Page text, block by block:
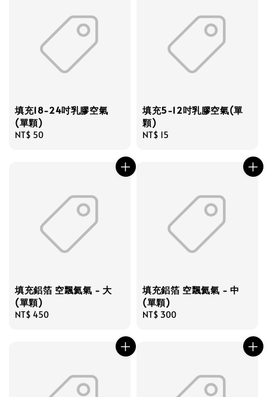
填充18-24吋乳膠空氣
(單顆)
Regular
NT$ 50
填充5-12吋乳膠空氣(單
顆)
Regular
NT$ 15
填充鋁箔 空飄氦氣 - 大
(單顆)
Regular
NT$ 450
填充鋁箔 空飄氦氣 - 中
(單顆)
Regular
NT$ 300